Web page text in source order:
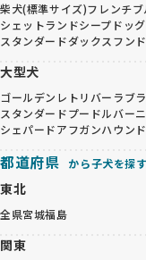
柴犬(標準サイズ)フレンチ
シェットランドシープドッグ
スタンダードダックスフンド
大型犬
ゴールデンレトリバー ラブ
スタンダードプードルバー
シェパードアフガンハウンド
都道府県 から子犬を探す
東北
全県宮城福島
関東